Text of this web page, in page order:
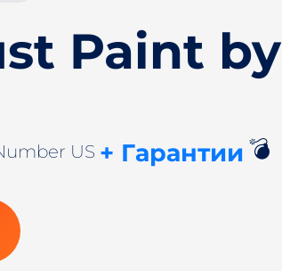
Paint by
US + Гарантии 💣